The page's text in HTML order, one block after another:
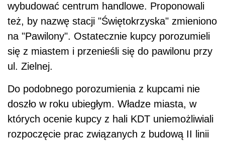
wybudować centrum handlowe. Proponowali
też, by nazwę stacji "Świętokrzyska" zmieniono
na "Pawilony". Ostatecznie kupcy porozumieli
się z miastem i przenieśli się do pawilonu przy
ul. Zielnej.
Do podobnego porozumienia z kupcami nie
doszło w roku ubiegłym. Władze miasta, w
których ocenie kupcy z hali KDT uniemożliwiali
rozpoczęcie prac związanych z budową II linii